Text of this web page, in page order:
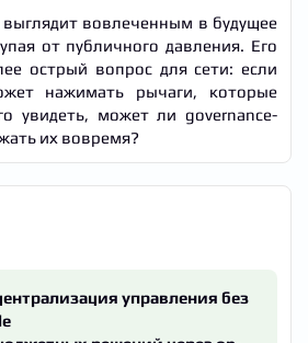
вовлеченным в будущее
от публичного давления. Его
острый вопрос для сети: если
нажимать рычаги, которые
увидеть, может ли governance-
их вовремя?
управления без